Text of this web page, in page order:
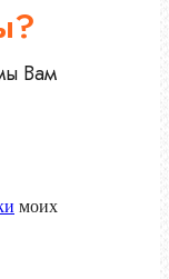
Вам
моих